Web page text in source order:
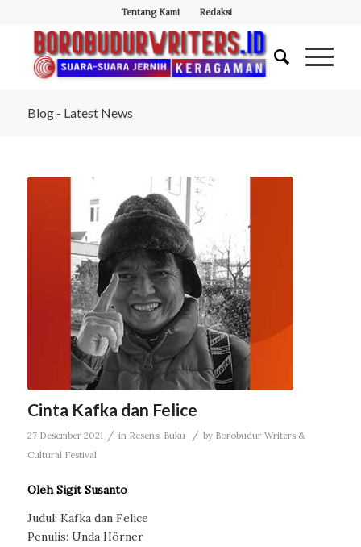
Tentang Kami Redaksi
Blog - Latest News
Cinta Kafka dan Felice
27 Desember 2021 / in Resensi Buku / by Borobudur Writers &
Cultural Festival
Oleh Sigit Susanto
Judul: Kafka dan Felice
Penulis: Unda Hörner